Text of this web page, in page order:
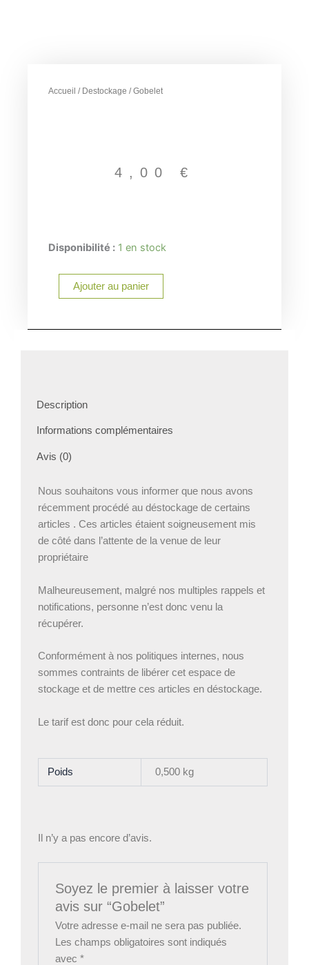
Accueil / Destockage / Gobelet
4,00 €
Disponibilité : 1 en stock
quantité
Gobelet
Ajouter au panier
Description
Informations complémentaires
Avis (0)
Nous souhaitons vous informer que nous avons
récemment procédé au déstockage de certains
articles . Ces articles étaient soigneusement mis
de côté dans l’attente de la venue de leur
propriétaire
Malheureusement, malgré nos multiples rappels et
notifications, personne n’est donc venu la
récupérer.
Conformément à nos politiques internes, nous
sommes contraints de libérer cet espace de
stockage et de mettre ces articles en déstockage.
Le tarif est donc pour cela réduit.
Poids 0,500 kg
Il n’y a pas encore d’avis.
Soyez le premier à laisser votre
avis sur “Gobelet”
Votre adresse e-mail ne sera pas publiée.
Les champs obligatoires sont indiqués
avec*